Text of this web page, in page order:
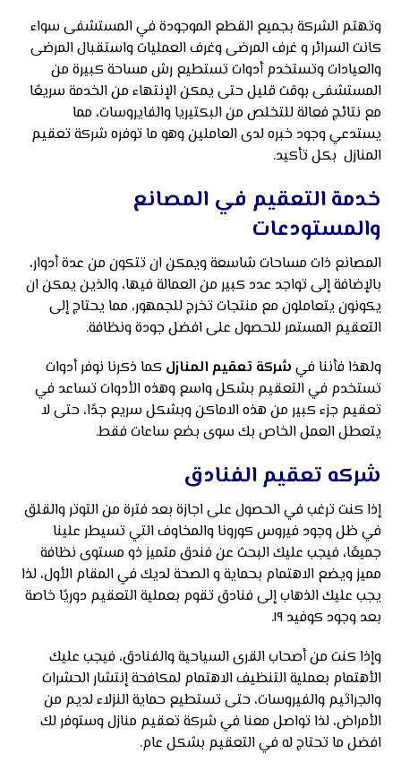
وتهتم الشركة بجميع القطع الموجودة في المستشفى سواء
كانت السرائر و غرف المرضى وغرف العمليات واستقبال المرضى
والعيادات وتستخدم أدوات تستطيع رش مساحة كبيرة من
المستشفى بوقت قليل حتى يمكن الإنتهاء من الخدمة سريعًا
مع نتائج فعالة للتخلص من البكتيريا والفايروسات، مما
يستدعي وجود خبره لدى العاملين وهو ما توفره شركة تعقيم
المنازل بكل تأكيد.
خدمة التعقيم في المصانع
والمستودعات
المصانع ذات مساحات شاسعة ويمكن ان تتكون من عدة أدوار،
بالإضافة إلى تواجد عدد كبير من العمالة فيها، والذين يمكن ان
يكونون يتعاملون مع منتجات تخرج للجمهور، مما يحتاج إلى
التعقيم المستمر للحصول على افضل جودة ونظافة.
ولهذا فأننا في شركة تعقيم المنازل كما ذكرنا نوفر أدوات
تستخدم في التعقيم بشكل واسع وهذه الأدوات تساعد في
تعقيم جزء كبير من هذه الاماكن وبشكل سريع جدًا، حتى لا
يتعطل العمل الخاص بك سوى بضع ساعات فقط.
شركه تعقيم الفنادق
إذا كنت ترغب في الحصول على اجازة بعد فترة من التوتر والقلق
في ظل وجود فيروس كورونا والمخاوف التي تسيطر علينا
جميعًا، فيجب عليك البحث عن فندق متميز ذو مستوى نظافة
مميز ويضع الاهتمام بحماية و الصحة لديك في المقام الأول، لذا
يجب عليك الذهاب إلى فنادق تقوم بعملية التعقيم دوريًا خاصة
بعد وجود كوفيد ١٩.
وإذا كنت من أصحاب القرى السياحية والفنادق، فيجب عليك
الأهتمام بعملية التنظيف الاهتمام لمكافحة إنتشار الحشرات
والجراثيم والفيروسات، حتى تستطيع حماية النزلاء لديم من
الأمراض، لذا تواصل معنا في شركة تعقيم منازل وستوفر لك
افضل ما تحتاج له في التعقيم بشكل عام.